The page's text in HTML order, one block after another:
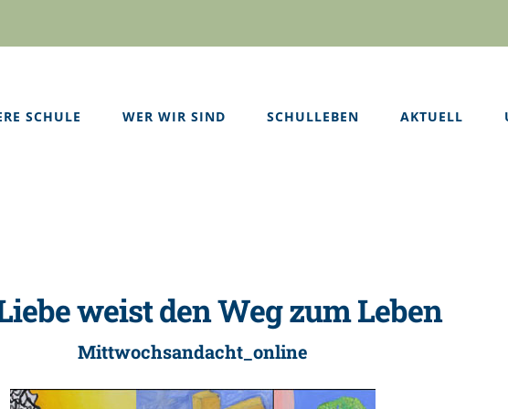
SCHULE WER WIR SIND SCHULLEBEN AKTUELL
weist den Weg zum Leben
Mittwochsandacht_online